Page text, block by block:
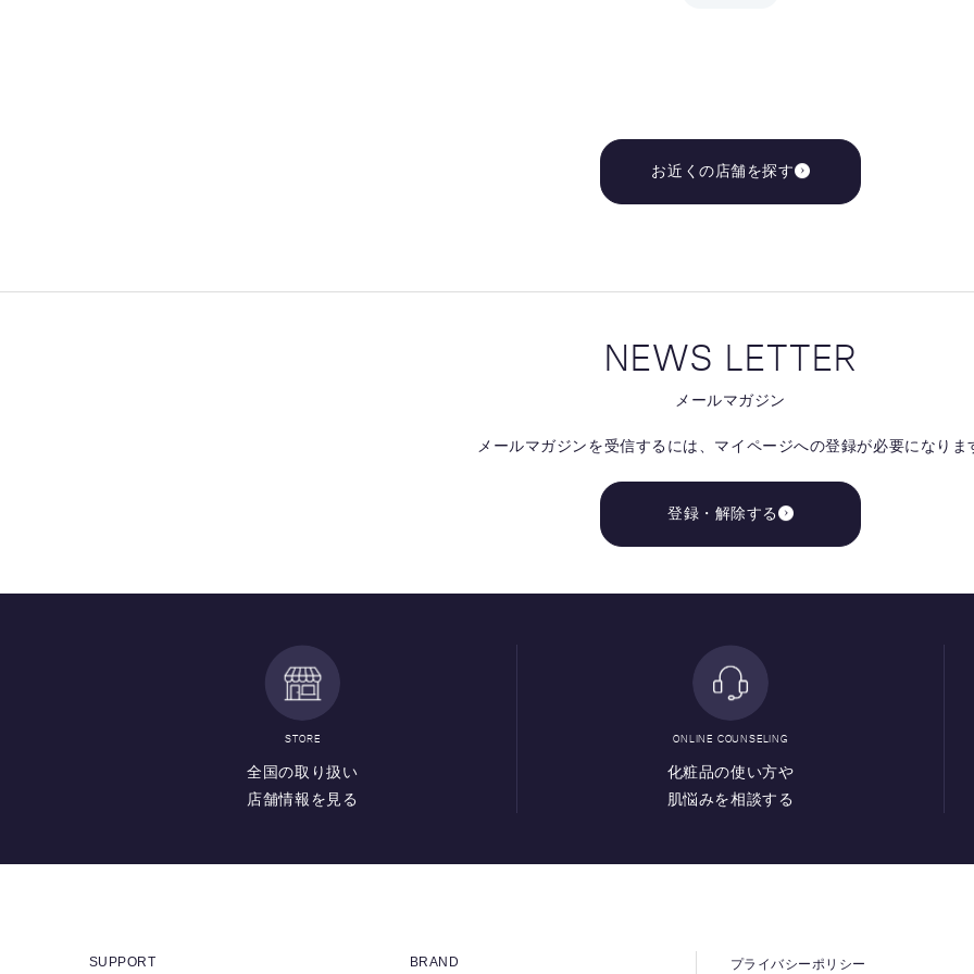
お近くの店舗を探す
NEWS LETTER
メールマガジン
メールマガジンを受信するには、 マイページへの登録が必要になりま
登録・解除する
STORE
全国の取り扱い
店舗情報を見る
ONLINE COUNSELING
化粧品の使い方や
肌悩みを相談する
SUPPORT BRAND プライバシーポリシー